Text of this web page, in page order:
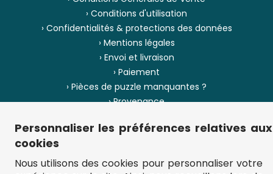
› Conditions d'utilisation
› Confidentialités & protections des données
› Mentions légales
› Envoi et livraison
› Paiement
› Pièces de puzzle manquantes ?
› Provenance
› Plan du site
Personnaliser les préférences relatives aux
cookies
Nous utilisons des cookies pour personnaliser votre